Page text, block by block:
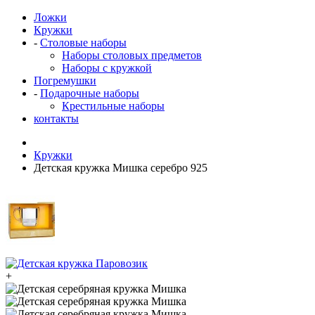
Ложки
Кружки
- Столовые наборы
Наборы столовых предметов
Наборы с кружкой
Погремушки
- Подарочные наборы
Крестильные наборы
контакты
Кружки
Детская кружка Мишка серебро 925
+